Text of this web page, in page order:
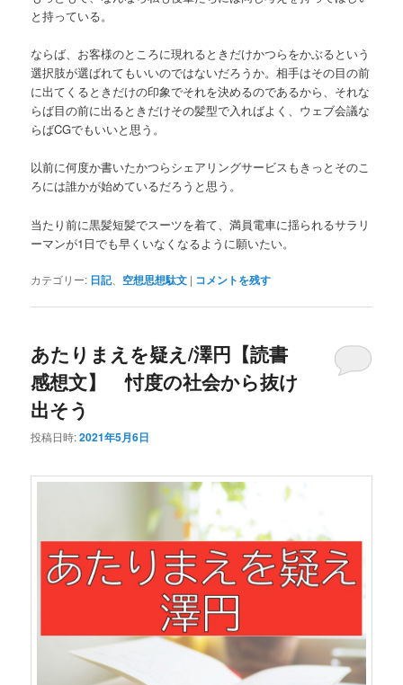
と持っている。
ならば、お客様のところに現れるときだけかつらをかぶるという
選択肢が選ばれてもいいのではないだろうか。相手はその目の前
に出てくるときだけの印象でそれを決めるのであるから、それな
らば目の前に出るときだけその髪型で入ればよく、ウェブ会議な
らばCGでもいいと思う。
以前に何度か書いたかつらシェアリングサービスもきっとそのこ
ろには誰かが始めているだろうと思う。
当たり前に黒髪短髪でスーツを着て、満員電車に揺られるサラリ
ーマンが1日でも早くいなくなるように願いたい。
カテゴリー: 日記、 空想思想駄文 | コメントを残す
あたりまえを疑え/澤円【読書
感想文】 忖度の社会から抜け
出そう
投稿日時:2021年5月6日